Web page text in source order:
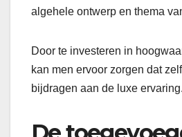
algehele ontwerp en thema
Door te investeren in
kan men ervoor zorgen dat
bijdragen aan de luxe ervaring.